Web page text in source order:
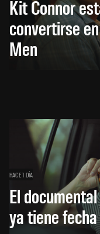
Kit Connor
convertirse
Men
HACE 1 DÍA
El
ya tiene